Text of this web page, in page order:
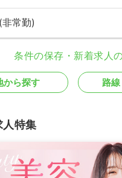
常勤)
条件の保存・新着求人
から探す 路
人特集